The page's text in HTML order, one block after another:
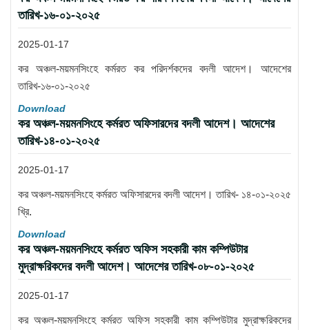
তারিখ-১৬-০১-২০২৫
2025-01-17
কর অঞ্চল-ময়মনসিংহে কর্মরত কর পরিদর্শকদের বদলী আদেশ। আদেশের
তারিখ-১৬-০১-২০২৫
Download
কর অঞ্চল-ময়মনসিংহে কর্মরত অফিসারদের বদলী আদেশ। আদেশের
তারিখ-১৪-০১-২০২৫
2025-01-17
কর অঞ্চল-ময়মনসিংহে কর্মরত অফিসারদের বদলী আদেশ। তারিখ- ১৪-০১-২০২৫
খ্রি.
Download
কর অঞ্চল-ময়মনসিংহে কর্মরত অফিস সহকারী কাম কম্পিউটার
মুদ্রাক্ষরিকদের বদলী আদেশ। আদেশের তারিখ-০৮-০১-২০২৫
2025-01-17
কর অঞ্চল-ময়মনসিংহে কর্মরত অফিস সহকারী কাম কম্পিউটার মুদ্রাক্ষরিকদের